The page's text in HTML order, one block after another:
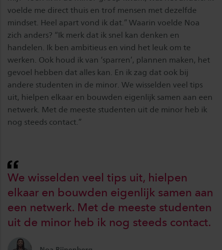
voelde me direct thuis en trof mensen met dezelfde
mindset. Heel apart vond ik dat.” Waarin voelde Noa
zich anders? “Ik merk dat ik snel kan denken en
handelen. Ik ben ambitieus en vind het leuk om te
werken. Ook houd ik van ‘sparren’, plannen maken, het
gevoel hebben dat alles kan. En ik zag dat ook bij
andere studenten in de minor. We wisselden veel tips
uit, hielpen elkaar en bouwden eigenlijk samen aan een
netwerk. Met de meeste studenten uit de minor heb ik
nog steeds contact.”
We wisselden veel tips uit, hielpen
elkaar en bouwden eigenlijk samen aan
een netwerk. Met de meeste studenten
uit de minor heb ik nog steeds contact.